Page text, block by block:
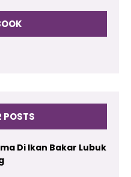
POSTS
Di Ikan Bakar Lubuk